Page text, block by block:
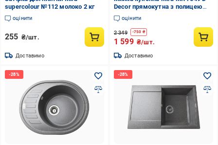
supercolour №112 молоко 2 кг
оцінити
255 ₴/шт.
Доставимо
Decor прямокутна з полицею
750х490х180 мм
оцінити
2 349 -750 ₴
1 599 ₴/шт.
Доставимо